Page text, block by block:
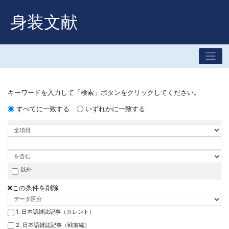
身装文献
キーワードを入力して「検索」ボタンをクリックしてください。
すべてに一致する
いずれかに一致する
以外
この条件を削除
1. 日本語雑誌記事（カレント）
2. 日本語雑誌記事（戦前編）